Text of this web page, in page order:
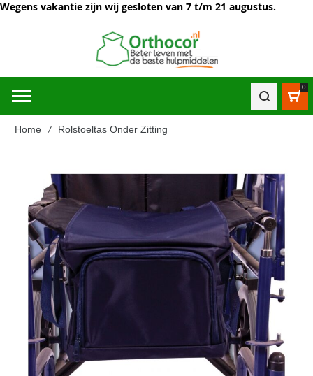
Wegens vakantie zijn wij gesloten van 7 t/m 21 augustus.
0
Home Rolstoeltas Onder Zitting
van
afbeeldingen-
gallerij